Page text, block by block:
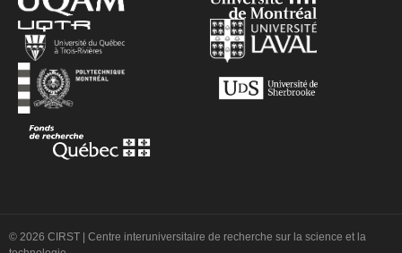
© 2026 CIRST | Centre interuniversitaire de recherche sur la science et la